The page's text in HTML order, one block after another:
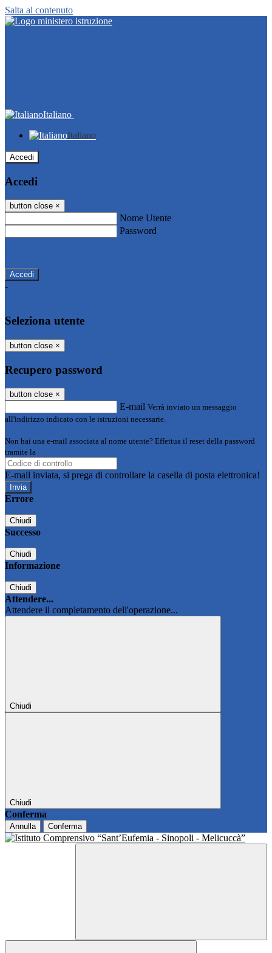
Salta al contenuto
Italiano
Italiano
Accedi
Accedi
button close ×
Nome Utente
Password
-
Seleziona utente
button close ×
Recupero password
button close ×
E-mail Verrà inviato un messaggio
all'indirizzo indicato con le istruzioni necessarie.
Non hai una e-mail associata al nome utente? Effettua il reset della password
tramite la
E-mail inviata, si prega di controllare la casella di posta elettronica!
Errore
Chiudi
Successo
Chiudi
Informazione
Chiudi
Attendere...
Attendere il completamento dell'operazione...
Chiudi
Chiudi
Conferma
Annulla Conferma